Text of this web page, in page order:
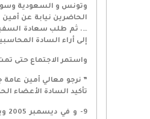
وتونس و السعودية
الحاضرين نيابة عن
…. ثم طلب سعادة السفير
إلى أراء السادة
واستمر الاجتماع حتى
” نرجو معالي أمين عامة
تأكيد السادة الأعضاء